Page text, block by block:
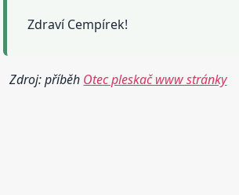
Zdraví Cempírek!
Zdroj: příběh Otec pleskač www stránky